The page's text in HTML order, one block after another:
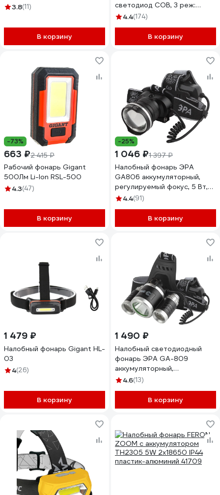
3.8(11)
В корзину
светодиод COB, 3 реж:
190/60/10лм, Li-ion
4.4(174)
В корзину
-73%
663 ₽2 415 ₽
Рабочий фонарь Gigant
500Лм Li-Ion RSL-500
4.3(47)
В корзину
-25%
1 046 ₽1 397 ₽
Налобный фонарь ЭРА
GA806 аккумуляторный,
регулируемый фокус, 5 Вт,
CREE Б0039626
4.4(91)
В корзину
1 479 ₽
Налобный фонарь Gigant HL-
03
4(26)
В корзину
1 490 ₽
Налобный светодиодный
фонарь ЭРА GA-809
аккумуляторный,
алюминиевый, 3 режима,
Headlamp, Б0056111
4.6(13)
В корзину